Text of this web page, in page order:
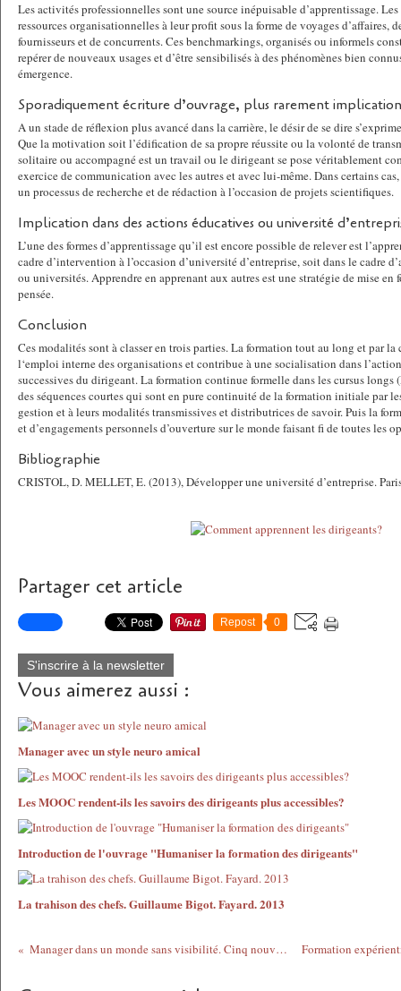
Les activités professionnelles sont une source inépuisable d’apprentissage.
ressources organisationnelles à leur profit sous la forme de voyages d’affaires,
fournisseurs et de concurrents. Ces benchmarkings, organisés ou informels
repérer de nouveaux usages et d’être sensibilisés à des phénomènes bien
émergence.
Sporadiquement écriture d’ouvrage, plus rarement
A un stade de réflexion plus avancé dans la carrière, le désir de se dire
Que la motivation soit l’édification de sa propre réussite ou la volonté de
solitaire ou accompagné est un travail ou le dirigeant se pose véritablement
exercice de communication avec les autres et avec lui-même. Dans certains
un processus de recherche et de rédaction à l’occasion de projets scientifiques.
Implication dans des actions éducatives ou université
L’une des formes d’apprentissage qu’il est encore possible de relever est
cadre d’intervention à l’occasion d’université d’entreprise, soit dans le cadre
ou universités. Apprendre en apprenant aux autres est une stratégie de mise en
pensée.
Conclusion
Ces modalités sont à classer en trois parties. La formation tout au long et par
l‘emploi interne des organisations et contribue à une socialisation dans
successives du dirigeant. La formation continue formelle dans les cursus longs
des séquences courtes qui sont en pure continuité de la formation initiale par
gestion et à leurs modalités transmissives et distributrices de savoir. Puis la
et d’engagements personnels d’ouverture sur le monde faisant fi de toutes les
Bibliographie
CRISTOL, D. MELLET, E. (2013), Développer une université d’entreprise.
Partager cet article
Repost 0
S'inscrire à la newsletter
Vous aimerez aussi :
Manager avec un style neuro amical
Les MOOC rendent-ils les savoirs des dirigeants plus accessibles?
Introduction de l'ouvrage "Humaniser la formation des dirigeants"
La trahison des chefs. Guillaume Bigot. Fayard. 2013
Manager dans un monde sans visibilité. Cinq nouveaux défis à relever. Corinne Samama 2013